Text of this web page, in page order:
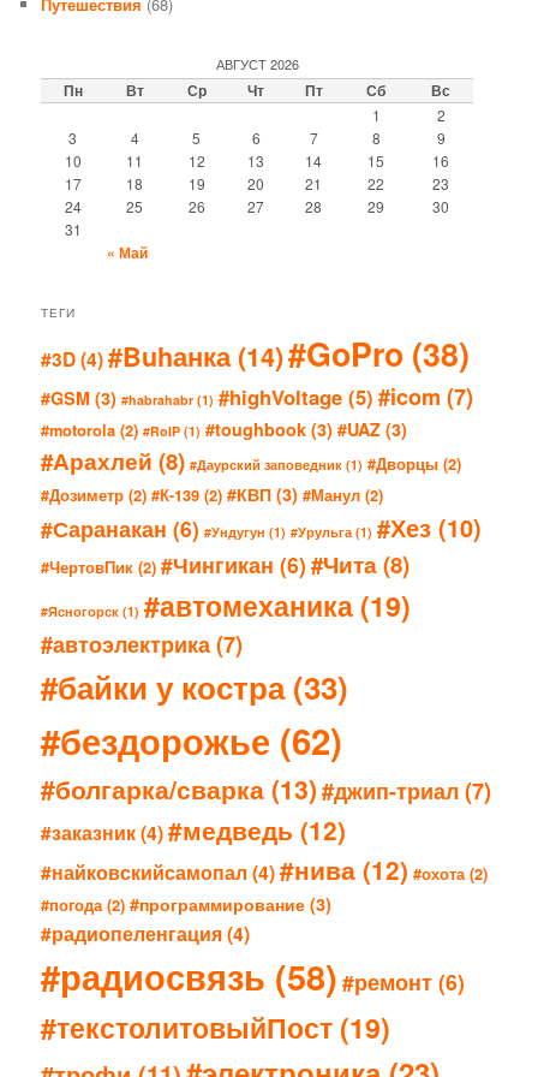
АВГУСТ 2026
Пн Вт Ср Чт Пт Сб Вс
1
2
3
4 5 6 7 8
9
10
11 12 13 14 15
16
17
18 19 20 21 22
23
24
25 26 27 28 29
30
31
« Май
ТЕГИ
#3D(4)#Buhанка(14)#GoPro (38)
#GSM (3) #habrahabr (1) #highVoltage (5) #icom (7)
#motorola (2) #RoIP (1) #toughbook (3) #UAZ (3)
#Арахлей (8) #Даурский заповедник (1) #Дворцы (2)
#Дозиметр (2) #К-139 (2) #КВП (3) #Манул (2)
#Саранакан (6) #Ундугун (1) #Урульга (1) #Хез (10)
#ЧертовПик (2) #Чингикан (6) #Чита(8)
#Ясногорск (1) #автомеханика (19)
#автоэлектрика(7)
#байки у костра(33)
#бездорожье (62)
#болгарка/сварка(13)#джип-триал(7)
#заказник(4)#медведь (12)
#найковскийсамопал (4)#нива (12) #охота(2)
#погода(2) #программирование (3)
#радиопеленгация(4)
#радиосвязь (58) #ремонт (6)
#текстолитовыйПост (19)